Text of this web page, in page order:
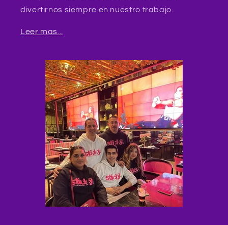
divertirnos siempre en nuestro trabajo.
Leer mas...